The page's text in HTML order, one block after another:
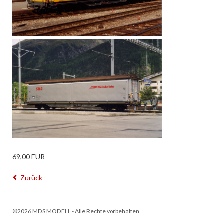
69,00EUR
Zurück
©2026 MDS MODELL - Alle Rechte vorbehalten